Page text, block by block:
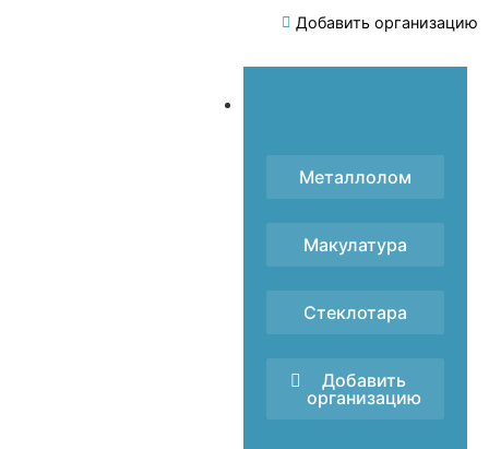
Добавить организацию
Металлолом
Макулатура
Стеклотара
Добавить
организацию